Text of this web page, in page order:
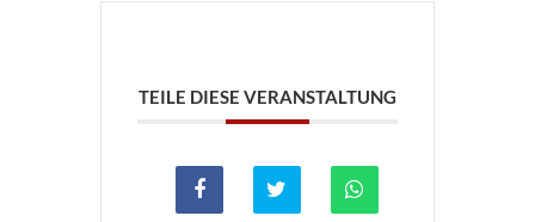
TEILE DIESE VERANSTALTUNG